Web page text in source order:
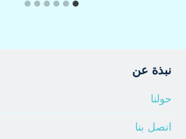
نبذة عن
حولنا
اتصل بنا